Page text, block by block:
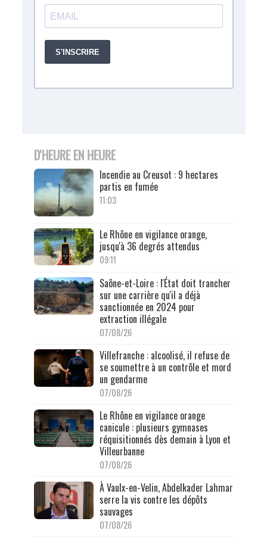
D'HEURE EN HEURE
Incendie au Creusot : 9 hectares
partis en fumée
11:03
Le Rhône en vigilance orange,
jusqu'à 36 degrés attendus
09:11
Saône-et-Loire : l'État doit trancher
sur une carrière qu'il a déjà
sanctionnée en 2024 pour
extraction illégale
07/08/26
Villefranche : alcoolisé, il refuse de
se soumettre à un contrôle et mord
un gendarme
07/08/26
Le Rhône en vigilance orange
canicule : plusieurs gymnases
réquisitionnés dès demain à Lyon et
Villeurbanne
07/08/26
À Vaulx-en-Velin, Abdelkader Lahmar
serre la vis contre les dépôts
sauvages
07/08/26